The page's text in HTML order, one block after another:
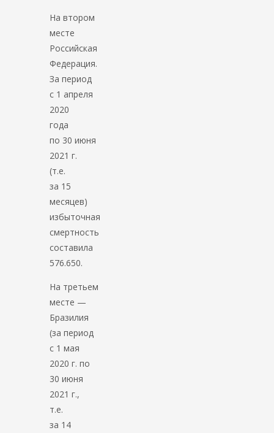
На втором
месте
Российская
Федерация.
За период
с 1 апреля
2020
года
по 30 июня
2021 г.
(т.е.
за 15
месяцев)
избыточная
смертность
составила
576.650.
На третьем
месте —
Бразилия
(за период
с 1 мая
2020 г. по
30 июня
2021 г.,
т.е.
за 14